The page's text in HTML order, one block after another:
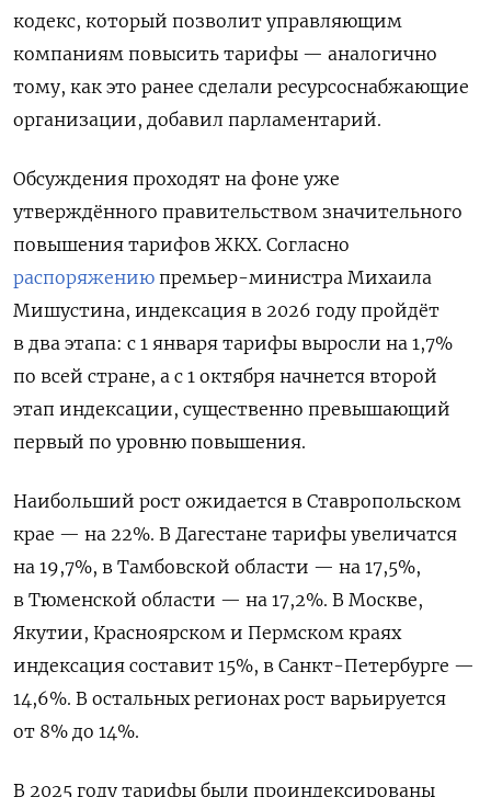
кодекс, который позволит управляющим
компаниям повысить тарифы — аналогично
тому, как это ранее сделали ресурсоснабжающие
организации, добавил парламентарий.
Обсуждения проходят на фоне уже
утверждённого правительством значительного
повышения тарифов ЖКХ. Согласно
распоряжению премьер-министра Михаила
Мишустина, индексация в 2026 году пройдёт
в два этапа: с 1 января тарифы выросли на 1,7%
по всей стране, а с 1 октября начнется второй
этап индексации, существенно превышающий
первый по уровню повышения.
Наибольший рост ожидается в Ставропольском
крае — на 22%. В Дагестане тарифы увеличатся
на 19,7%, в Тамбовской области — на 17,5%,
в Тюменской области — на 17,2%. В Москве,
Якутии, Красноярском и Пермском краях
индексация составит 15%, в Санкт-Петербурге —
14,6%. В остальных регионах рост варьируется
от 8% до 14%.
В 2025 году тарифы были проиндексированы